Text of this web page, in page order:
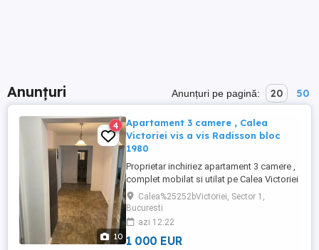
Anunțuri Anunțuri pe pagină: 20 50
10
4
Apartament 3 camere , Calea
Victoriei vis a vis Radisson bloc
1980
Proprietar inchiriez apartament 3 camere ,
complet mobilat si utilat pe Calea Victoriei
102-108, bloc Alba. Apartamentul are o
suprafata utila de 79 mp si se afla la etajul
5 intr-un bloc cu regim de inaltime P + 8.
sufragerie complet mobilate, bucatarie
Calea%25252bVictoriei, Sector 1,
Bucuresti
azi 12:22
1 000 EUR